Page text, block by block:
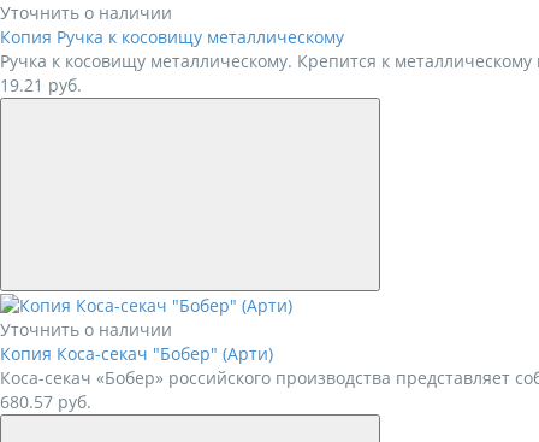
Уточнить о наличии
Копия Ручка к косовищу металлическому
Ручка к косовищу металлическому. Крепится к
19.21 руб.
Уточнить о наличии
Копия Коса-секач "Бобер" (Арти)
Коса-секач «Бобер» российского производства представляет
680.57 руб.